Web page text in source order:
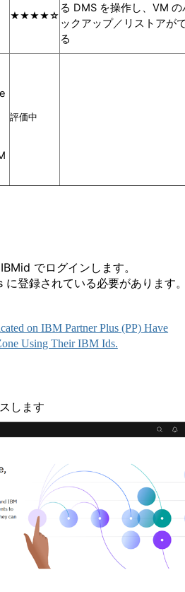
★★★★☆
る DMS を操作し、VM の
ックアップ／リストアが
る
評価中
でログインします。
登録されている必要があります
on IBM Partner Plus (PP) Have
Using Their IBM Ids.
します